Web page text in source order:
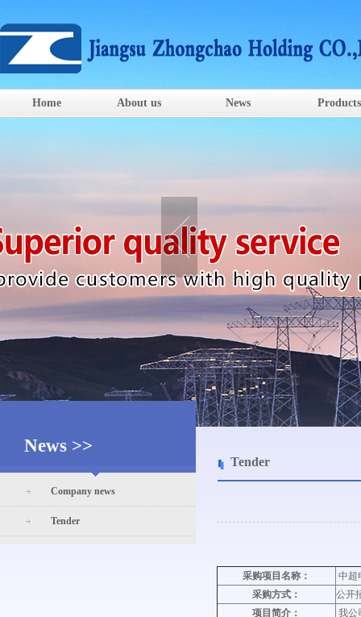
Home About us News Products
News >>
Company news
Tender
Tender
采购项目名称：
中超
采购方式：
公开
项目简介：
我公